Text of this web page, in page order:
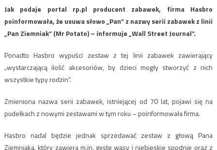
Jak podaje portal rp.pl producent zabawek, firma Hasbro
poinformowała, że usuwa słowo „Pan” z nazwy serii zabawek z linii
„Pan Ziemniak” (Mr Potato) – informuje „Wall Street Journal”.
Ponadto Hasbro wypuści zestaw z tej linii zabawek zawierający
„wystarczającą ilość akcesoriów, by dzieci mogły stworzyć z nich
wszystkie typy rodzin”.
Zmieniona nazwa serii zabawek, istniejącej od 70 lat, pojawi się na
pudełkach z nowymi zestawami w tym roku – poinformowała firma.
Hasbro nadal będzie jednak sprzedawać zestaw z głową Pana
Ziemniaka, który zawiera m.in. gęste wąsy i niebieskie spodnie oraz z